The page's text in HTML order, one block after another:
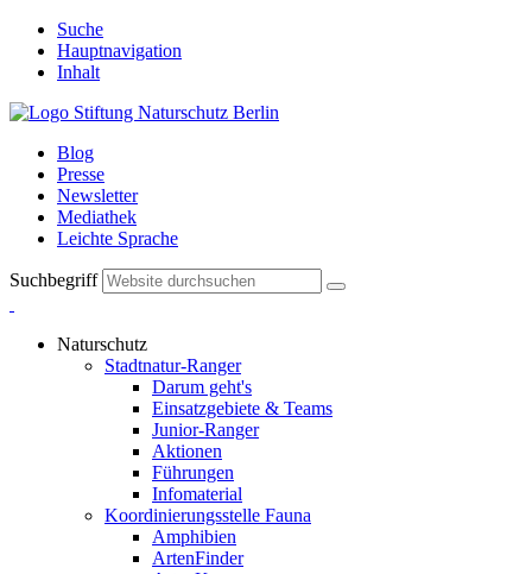
Suche
Hauptnavigation
Inhalt
Blog
Presse
Newsletter
Mediathek
Leichte Sprache
Suchbegriff
Naturschutz
Stadtnatur-Ranger
Darum geht's
Einsatzgebiete & Teams
Junior-Ranger
Aktionen
Führungen
Infomaterial
Koordinierungsstelle Fauna
Amphibien
ArtenFinder